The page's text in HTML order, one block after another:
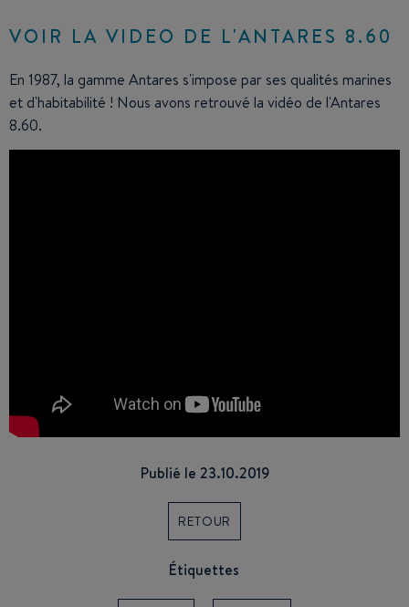
VOIR LA VIDEO DE L'ANTARES 8.60
En 1987, la gamme Antares s'impose par ses qualités marines
et d'habitabilité ! Nous avons retrouvé la vidéo de l'Antares
8.60.
Publié le 23.10.2019
RETOUR
Étiquettes